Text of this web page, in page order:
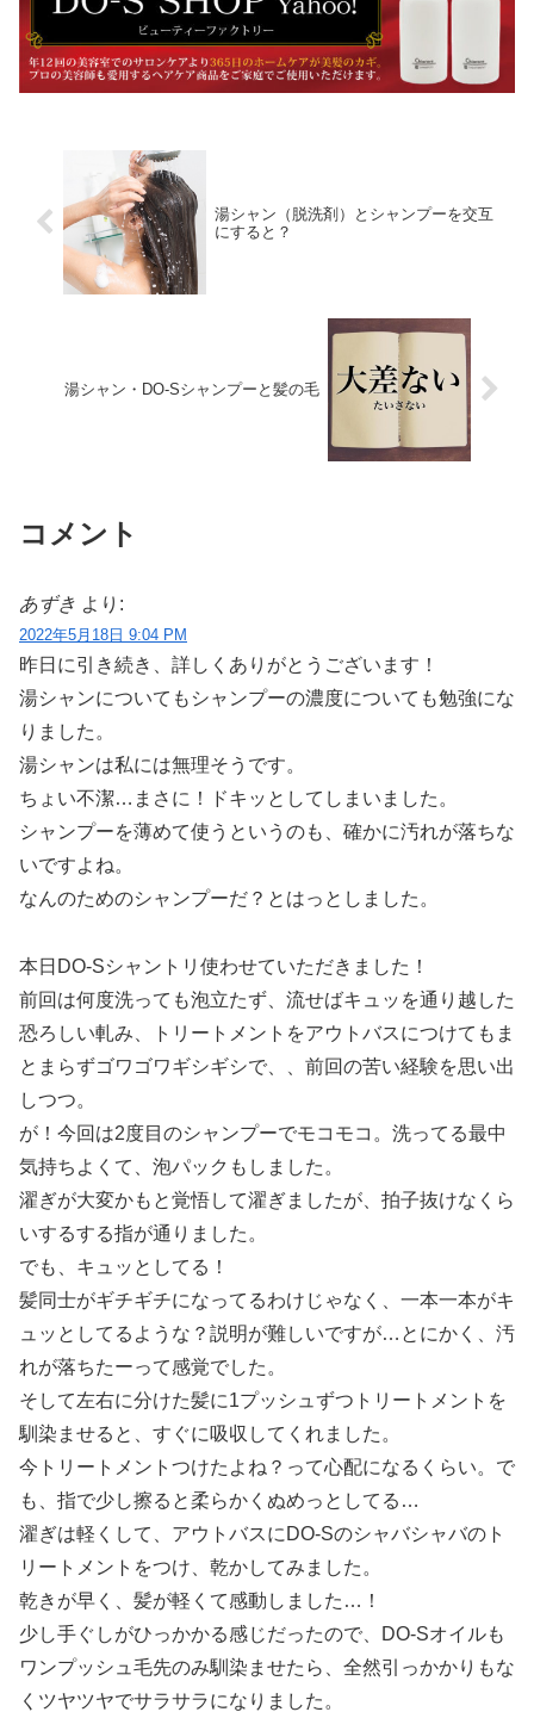
湯シャン（脱洗剤）とシャンプーを交互
にすると？
湯シャン・DO-Sシャンプーと髪の毛
コメント
あずき より:
2022年5月18日 9:04 PM
昨日に引き続き、詳しくありがとうございます！
湯シャンについてもシャンプーの濃度についても勉強にな
りました。
湯シャンは私には無理そうです。
ちょい不潔…まさに！ドキッとしてしまいました。
シャンプーを薄めて使うというのも、確かに汚れが落ちな
いですよね。
なんのためのシャンプーだ？とはっとしました。
本日DO-Sシャントリ使わせていただきました！
前回は何度洗っても泡立たず、流せばキュッを通り越した
恐ろしい軋み、トリートメントをアウトバスにつけてもま
とまらずゴワゴワギシギシで、、前回の苦い経験を思い出
しつつ。
が！今回は2度目のシャンプーでモコモコ。洗ってる最中
気持ちよくて、泡パックもしました。
濯ぎが大変かもと覚悟して濯ぎましたが、拍子抜けなくら
いするする指が通りました。
でも、キュッとしてる！
髪同士がギチギチになってるわけじゃなく、一本一本がキ
ュッとしてるような？説明が難しいですが…とにかく、汚
れが落ちたーって感覚でした。
そして左右に分けた髪に1プッシュずつトリートメントを
馴染ませると、すぐに吸収してくれました。
今トリートメントつけたよね？って心配になるくらい。で
も、指で少し擦ると柔らかくぬめっとしてる…
濯ぎは軽くして、アウトバスにDO-Sのシャバシャバのト
リートメントをつけ、乾かしてみました。
乾きが早く、髪が軽くて感動しました…！
少し手ぐしがひっかかる感じだったので、DO-Sオイルも
ワンプッシュ毛先のみ馴染ませたら、全然引っかかりもな
くツヤツヤでサラサラになりました。